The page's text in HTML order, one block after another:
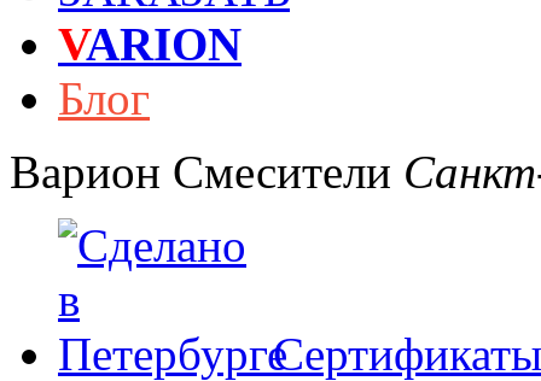
VARION
Блог
Варион Смесители
Сертификаты